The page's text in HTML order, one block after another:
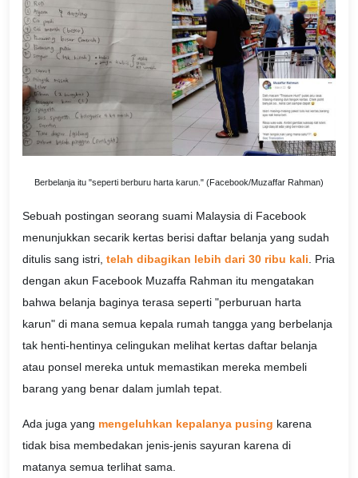
Berbelanja itu "seperti berburu harta karun." (Facebook/Muzaffar Rahman)
Sebuah postingan seorang suami Malaysia di Facebook
menunjukkan secarik kertas berisi daftar belanja yang sudah
ditulis sang istri, telah dibagikan lebih dari 30 ribu kali. Pria
dengan akun Facebook Muzaffa Rahman itu mengatakan
bahwa belanja baginya terasa seperti "perburuan harta
karun" di mana semua kepala rumah tangga yang berbelanja
tak henti-hentinya celingukan melihat kertas daftar belanja
atau ponsel mereka untuk memastikan mereka membeli
barang yang benar dalam jumlah tepat.
Ada juga yang mengeluhkan kepalanya pusing karena
tidak bisa membedakan jenis-jenis sayuran karena di
matanya semua terlihat sama.